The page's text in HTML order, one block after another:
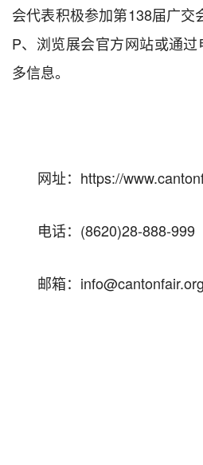
会代表积极参加第138届广交
P、浏览展会官方网站或通
多信息。
网址： https://
电话： (8620)28-888-999
邮箱：